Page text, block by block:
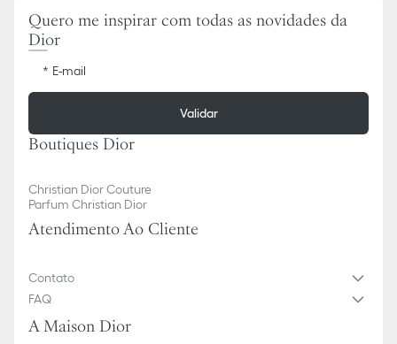
Quero me inspirar com todas as novidades da
Dior
E-mail
Validar
Boutiques Dior
Christian Dior Couture
Parfum Christian Dior
Atendimento Ao Cliente
Contato
FAQ
A Maison Dior